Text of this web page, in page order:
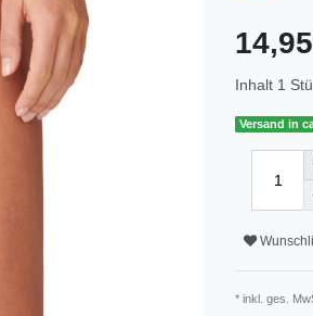
Inhalt 1
Versand in
* inkl. ges.